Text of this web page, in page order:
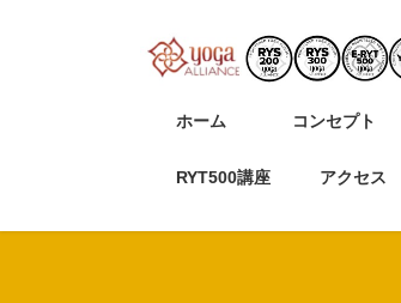
ホーム コンセプト
RYT500講座 アクセス